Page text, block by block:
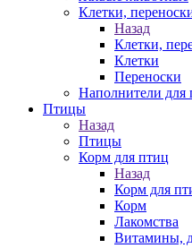
Клетки,
Назад
Клетки,
Клетки
Переноски
Наполнители для
Птицы
Назад
Птицы
Корм для птиц
Назад
Корм для
Корм
Лакомства
Витамины,